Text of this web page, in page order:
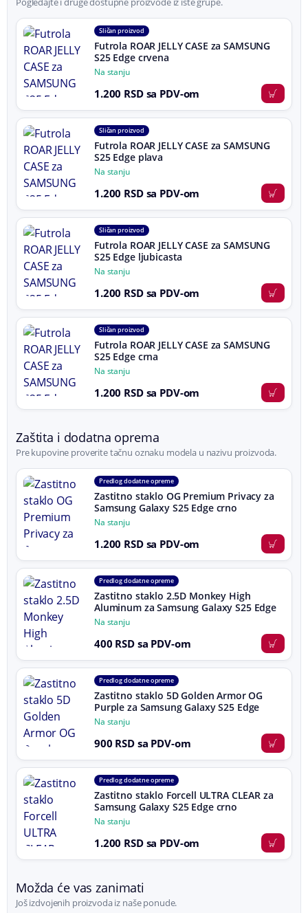
Sličan proizvod
Futrola ROAR JELLY CASE za SAMSUNG
S25 Edge crvena
Na stanju
1.200 RSD sa PDV-om
Sličan proizvod
Futrola ROAR JELLY CASE za SAMSUNG
S25 Edge plava
Na stanju
1.200 RSD sa PDV-om
Sličan proizvod
Futrola ROAR JELLY CASE za SAMSUNG
S25 Edge ljubicasta
Na stanju
1.200 RSD sa PDV-om
Sličan proizvod
Futrola ROAR JELLY CASE za SAMSUNG
S25 Edge crna
Na stanju
1.200 RSD sa PDV-om
Zaštita i dodatna oprema
Pre kupovine proverite tačnu oznaku modela u nazivu proizvoda.
Predlog dodatne opreme
Zastitno staklo OG Premium Privacy za
Samsung Galaxy S25 Edge crno
Na stanju
1.200 RSD sa PDV-om
Predlog dodatne opreme
Zastitno staklo 2.5D Monkey High
Aluminum za Samsung Galaxy S25 Edge
Na stanju
400 RSD sa PDV-om
Predlog dodatne opreme
Zastitno staklo 5D Golden Armor OG
Purple za Samsung Galaxy S25 Edge
Na stanju
900 RSD sa PDV-om
Predlog dodatne opreme
Zastitno staklo Forcell ULTRA CLEAR za
Samsung Galaxy S25 Edge crno
Na stanju
1.200 RSD sa PDV-om
Možda će vas zanimati
Još izdvojenih proizvoda iz naše ponude.